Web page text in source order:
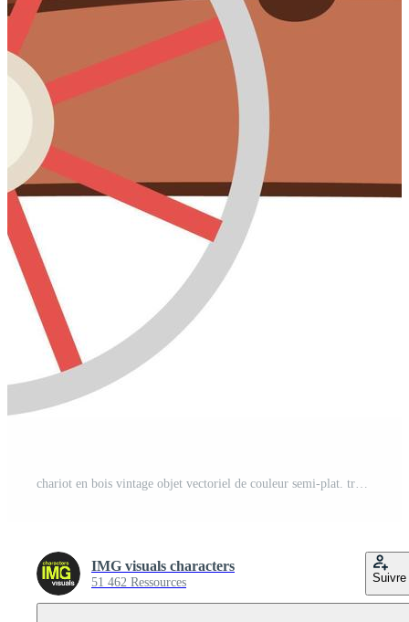
chariot en bois vintage objet vectoriel de couleur semi-plat. transports anciens. chariot rural. article de taille normale sur blanc. illustration de style dessin animé simple de véhicule pour la conception graphique et l'animation web Vecteur Pro
IMG visuals characters
51 462 Ressources Suivre